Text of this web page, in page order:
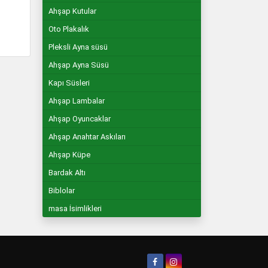
Ahşap Kutular
Oto Plakalık
Pleksli Ayna süsü
Ahşap Ayna Süsü
Kapı Süsleri
Ahşap Lambalar
Ahşap Oyuncaklar
Ahşap Anahtar Askıları
Ahşap Küpe
Bardak Altı
Biblolar
masa İsimlikleri